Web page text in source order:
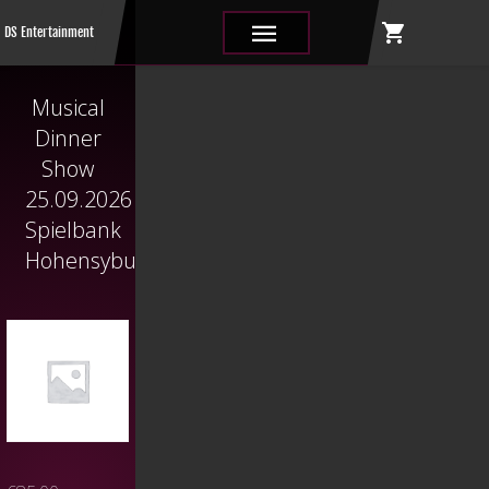
DS Entertainment ||| shopping_cart
Musical
Dinner
Show
25.09.2026
Spielbank
Hohensyburg